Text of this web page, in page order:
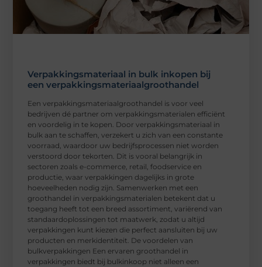
Verpakkingsmateriaal in bulk inkopen bij
een verpakkingsmateriaalgroothandel
Een verpakkingsmateriaalgroothandel is voor veel
bedrijven dé partner om verpakkingsmaterialen efficiënt
en voordelig in te kopen. Door verpakkingsmateriaal in
bulk aan te schaffen, verzekert u zich van een constante
voorraad, waardoor uw bedrijfsprocessen niet worden
verstoord door tekorten. Dit is vooral belangrijk in
sectoren zoals e-commerce, retail, foodservice en
productie, waar verpakkingen dagelijks in grote
hoeveelheden nodig zijn. Samenwerken met een
groothandel in verpakkingsmaterialen betekent dat u
toegang heeft tot een breed assortiment, variërend van
standaardoplossingen tot maatwerk, zodat u altijd
verpakkingen kunt kiezen die perfect aansluiten bij uw
producten en merkidentiteit. De voordelen van
bulkverpakkingen Een ervaren groothandel in
verpakkingen biedt bij bulkinkoop niet alleen een